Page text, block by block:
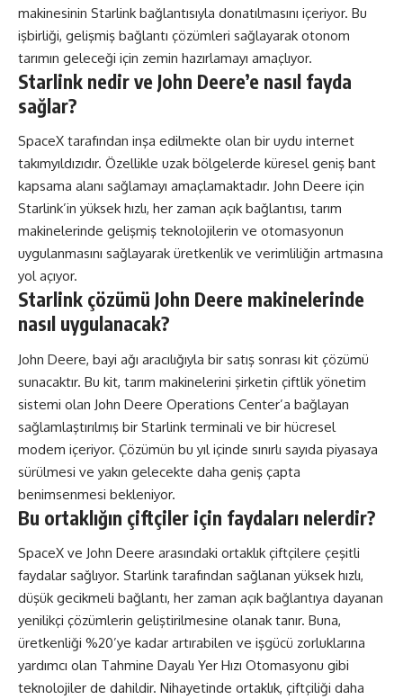
makinesinin Starlink bağlantısıyla donatılmasını içeriyor. Bu
işbirliği, gelişmiş bağlantı çözümleri sağlayarak otonom
tarımın geleceği için zemin hazırlamayı amaçlıyor.
Starlink nedir ve John Deere’e nasıl fayda
sağlar?
SpaceX tarafından inşa edilmekte olan bir uydu internet
takımyıldızıdır. Özellikle uzak bölgelerde küresel geniş bant
kapsama alanı sağlamayı amaçlamaktadır. John Deere için
Starlink’in yüksek hızlı, her zaman açık bağlantısı, tarım
makinelerinde gelişmiş teknolojilerin ve otomasyonun
uygulanmasını sağlayarak üretkenlik ve verimliliğin artmasına
yol açıyor.
Starlink çözümü John Deere makinelerinde
nasıl uygulanacak?
John Deere, bayi ağı aracılığıyla bir satış sonrası kit çözümü
sunacaktır. Bu kit, tarım makinelerini şirketin çiftlik yönetim
sistemi olan John Deere Operations Center’a bağlayan
sağlamlaştırılmış bir Starlink terminali ve bir hücresel
modem içeriyor. Çözümün bu yıl içinde sınırlı sayıda piyasaya
sürülmesi ve yakın gelecekte daha geniş çapta
benimsenmesi bekleniyor.
Bu ortaklığın çiftçiler için faydaları nelerdir?
SpaceX ve John Deere arasındaki ortaklık çiftçilere çeşitli
faydalar sağlıyor. Starlink tarafından sağlanan yüksek hızlı,
düşük gecikmeli bağlantı, her zaman açık bağlantıya dayanan
yenilikçi çözümlerin geliştirilmesine olanak tanır. Buna,
üretkenliği %20’ye kadar artırabilen ve işgücü zorluklarına
yardımcı olan Tahmine Dayalı Yer Hızı Otomasyonu gibi
teknolojiler de dahildir. Nihayetinde ortaklık, çiftçiliği daha